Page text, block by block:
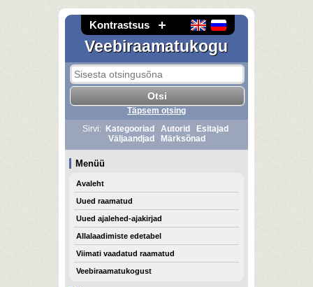
Kontrastsus
Veebiraamatukogu
Täpsem otsing
Sirvi:
Kategooriad Autorid
Esitajad
Väljaandjad
Märksõnad
Menüü
Avaleht
Uued raamatud
Uued ajalehed-ajakirjad
Allalaadimiste edetabel
Viimati vaadatud raamatud
Veebiraamatukogust